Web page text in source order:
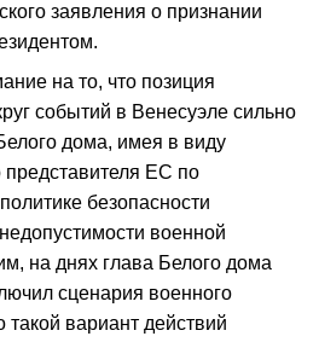
заявления о признании
на то, что позиция
событий в Венесуэле сильно
дома, имея в виду
представителя ЕС по
безопасности
военной
на днях глава Белого дома
сценария военного
такой вариант действий